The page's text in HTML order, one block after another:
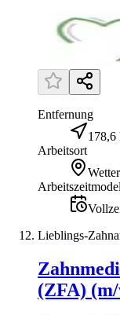
Entfernung
178,6
Arbeitsort
Lieblings-
(ZFA)